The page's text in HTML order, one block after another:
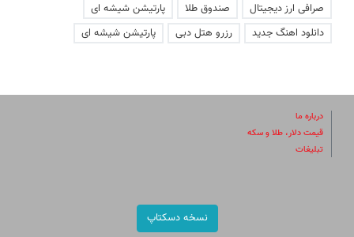
صرافی ارز دیجیتال
صندوق طلا
پارتیشن شیشه ای
دانلود اهنگ جدید
رزرو هتل دبی پارتیشن شیشه ای
درباره ما
قیمت دلار، طلا و سکه
تبلیغات
نسخه دسکتاپ